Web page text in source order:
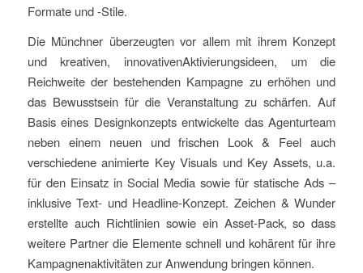
Formate und -Stile.
Die Münchner überzeugten vor allem mit ihrem Konzept
undkreativen, innovativenAktivierungsideen, um die
Reichweite der bestehenden Kampagne zu erhöhen und
das Bewusstsein für die Veranstaltung zu schärfen. Auf
Basis eines Designkonzepts entwickelte das Agenturteam
neben einem neuen und frischen Look & Feel auch
verschiedene animierte Key Visuals und Key Assets, u.a.
für den Einsatz in Social Media sowie für statische Ads –
inklusive Text- und Headline-Konzept.Zeichen & Wunder
erstellte auch Richtlinien sowie ein Asset-Pack, so dass
weiterePartnerdie Elemente schnell und kohärentfür ihre
Kampagnenaktivitäten zur Anwendung bringen können.